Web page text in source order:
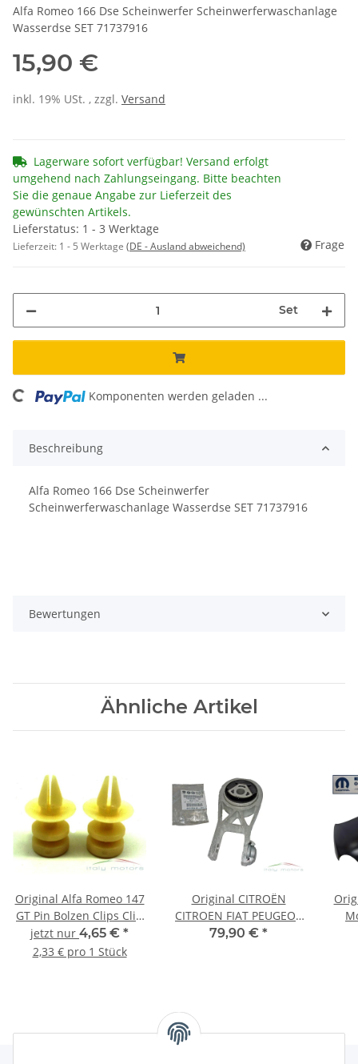
Alfa Romeo 166 Dse Scheinwerfer Scheinwerferwaschanlage
Wasserdse SET 71737916
15,90 €
inkl. 19% USt. , zzgl. Versand
Lagerware sofort verfügbar! Versand erfolgt
umgehend nach Zahlungseingang. Bitte beachten
Sie die genaue Angabe zur Lieferzeit des
gewünschten Artikels.
Lieferstatus: 1 - 3 Werktage
Lieferzeit: 1 - 5 Werktage (DE - Ausland abweichend) Frage
Set
Komponenten werden geladen ...
Beschreibung
Alfa Romeo 166 Dse Scheinwerfer
Scheinwerferwaschanlage Wasserdse SET 71737916
Bewertungen
Ähnliche Artikel
Original Alfa Romeo 147
GT Pin Bolzen Clips Clip
Stift Airbagklappe SET
71713084
jetzt nur 4,65 € *
2,33 € pro 1 Stück
Original CITROËN
CITROEN FIAT PEUGEOT
Motorlager Lager hinten
79,90 € *